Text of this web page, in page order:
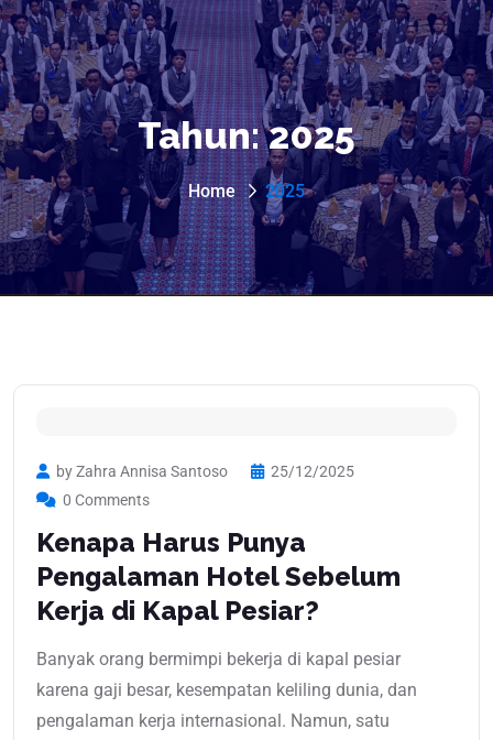
Tahun:2025
Home 2025
by Zahra Annisa Santoso
25/12/2025
0 Comments
Kenapa Harus Punya
Pengalaman Hotel Sebelum
Kerja di Kapal Pesiar?
Banyak orang bermimpi bekerja di kapal pesiar
karena gaji besar, kesempatan keliling dunia, dan
pengalaman kerja internasional. Namun, satu